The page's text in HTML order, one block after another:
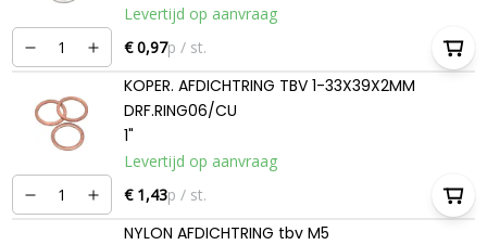
Levertijd op aanvraag
€ 0,97p / st.
KOPER. AFDICHTRING TBV 1-33X39X2MM
DRF.RING06/CU
1"
Levertijd op aanvraag
€ 1,43p / st.
NYLON AFDICHTRING tbv M5